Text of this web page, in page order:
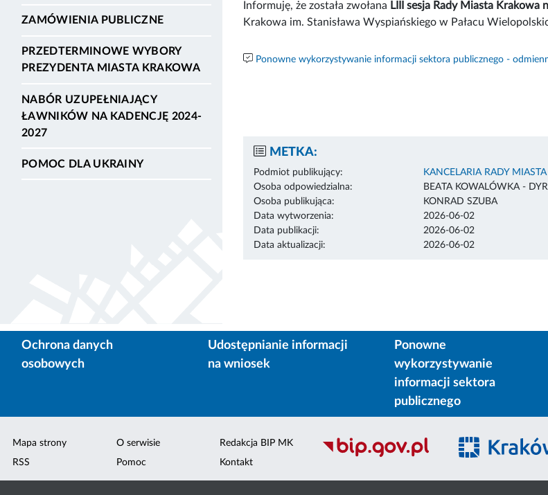
ZAMÓWIENIA PUBLICZNE
PRZEDTERMINOWE WYBORY
PREZYDENTA MIASTA KRAKOWA
NABÓR UZUPEŁNIAJĄCY
ŁAWNIKÓW NA KADENCJĘ 2024-
2027
POMOC DLA UKRAINY
Informuję, że została zwołana LIII sesja Rady Miasta Krakowa
Krakowa im. Stanisława Wyspiańskiego w Pałacu
Ponowne wykorzystywanie informacji sektora publicznego -
METKA:
Podmiot publikujący:
KANCELARIA RADY
Osoba odpowiedzialna:
BEATA KOWALÓWKA -
Osoba publikująca:
KONRAD SZUBA
Data wytworzenia:
2026-06-02
Data publikacji:
2026-06-02
Data aktualizacji:
2026-06-02
Ochrona danych
osobowych
Udostępnianie informacji
na wniosek
Ponowne
wykorzystywanie
informacji sektora
publicznego
Mapa strony
RSS
O serwisie
Pomoc
Redakcja BIP MK
Kontakt